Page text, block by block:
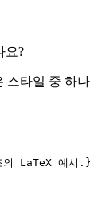
요?
스타일 중 하
의 LaTeX 예시.}